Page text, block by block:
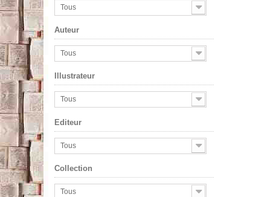
Tous
Auteur
Tous
Illustrateur
Tous
Editeur
Tous
Collection
Tous